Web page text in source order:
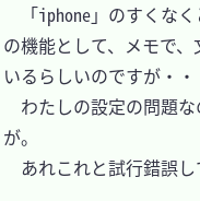
「iphone」のすくなく
の機能として、メモで
いるらしいのですが・・
わたしの設定の問題
が。
あれこれと試行錯誤し